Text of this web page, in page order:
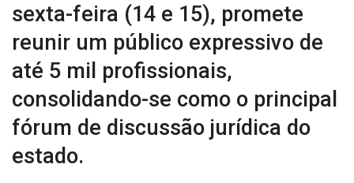
sexta-feira (14 e 15), promete
reunir um público expressivo de
até 5 mil profissionais,
consolidando-se como o principal
fórum de discussão jurídica do
estado.